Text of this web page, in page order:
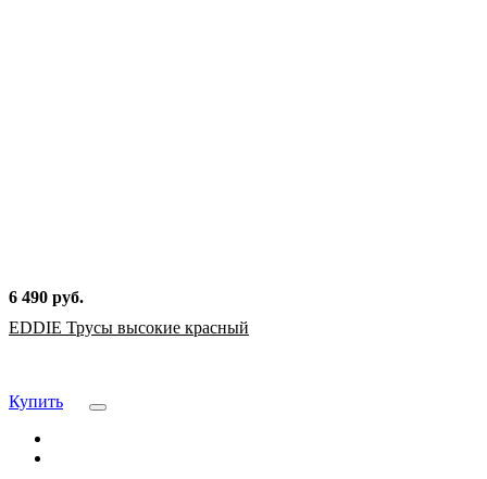
6 490 руб.
EDDIE Трусы высокие красный
Купить